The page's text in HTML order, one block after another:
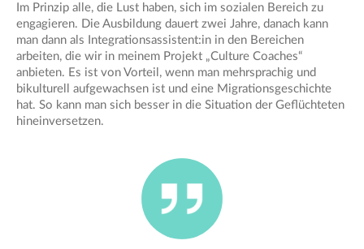
Im Prinzip alle, die Lust haben, sich im sozialen Bereich zu
engagieren. Die Ausbildung dauert zwei Jahre, danach kann
man dann als Integrationsassistent:in in den Bereichen
arbeiten, die wir in meinem Projekt „Culture Coaches“
anbieten. Es ist von Vorteil, wenn man mehrsprachig und
bikulturell aufgewachsen ist und eine Migrationsgeschichte
hat. So kann man sich besser in die Situation der Geflüchteten
hineinversetzen.